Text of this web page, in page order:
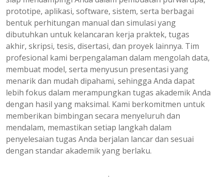
prototipe, aplikasi, software, sistem, serta berbagai
bentuk perhitungan manual dan simulasi yang
dibutuhkan untuk kelancaran kerja praktek, tugas
akhir, skripsi, tesis, disertasi, dan proyek lainnya. Tim
profesional kami berpengalaman dalam mengolah data,
membuat model, serta menyusun presentasi yang
menarik dan mudah dipahami, sehingga Anda dapat
lebih fokus dalam merampungkan tugas akademik Anda
dengan hasil yang maksimal. Kami berkomitmen untuk
memberikan bimbingan secara menyeluruh dan
mendalam, memastikan setiap langkah dalam
penyelesaian tugas Anda berjalan lancar dan sesuai
dengan standar akademik yang berlaku.
.